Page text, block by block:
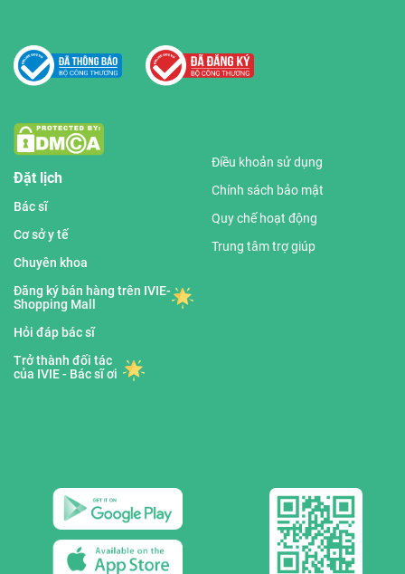
Đặt lịch
Bác sĩ
Cơ sở y tế
Chuyên khoa
Đăng ký bán hàng trên IVIE-
Shopping Mall
Hỏi đáp bác sĩ
Trở thành đối tác
của IVIE - Bác sĩ ơi
Điều khoản sử dụng
Chính sách bảo mật
Quy chế hoạt động
Trung tâm trợ giúp